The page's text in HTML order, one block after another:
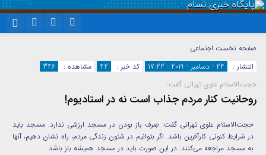
اینستاگرام
سروش
ایتا
آپارات
واتساپ
نام کاربری یا نشانی ایمیل
رمز عبور
مرا به خاطر بسپار
صفحه نخست اجتماعی
انتشار :
24 - دسامبر - 2019 - 17:22 کد خبر : 42 مشاهده :
346
حجت‌الاسلام علوی تهرانی گفت:
روحانیت کنار مردم جذاب است نه در استادیوم!
حجت‌الاسلام علوی تهرانی گفت: صِرف باز بودن در مسجد ارزشی ندارد. مسجد باید
در شرایط کنونی کارآفرین باشد. اگر بتوانیم در شئون زندگی مردم، راه نشان دهیم، آنها
به مسجد مراجعه می‌کنند. در این صورت باید در مسجد همیشه باز باشد.